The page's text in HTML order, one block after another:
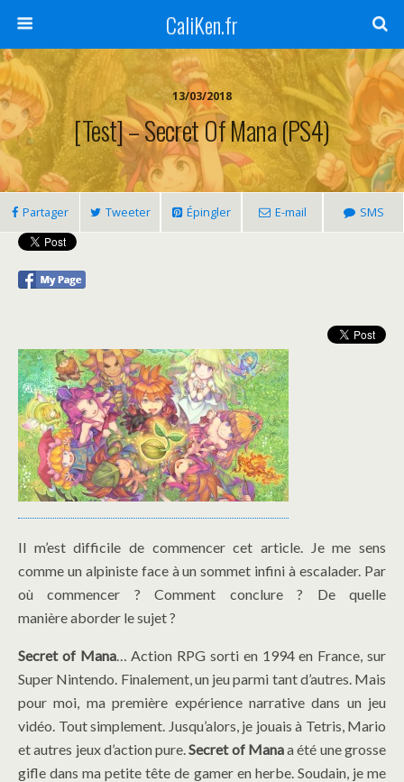
CaliKen.fr
13/03/2018
[Test] – Secret Of Mana (PS4)
Partager Tweeter Épingler E-mail SMS
Il m’est difficile de commencer cet article. Je me sens
comme un alpiniste face à un sommet infini à escalader. Par
où commencer ? Comment conclure ? De quelle
manière aborder le sujet ?
Secret of Mana… Action RPG sorti en 1994 en France, sur
Super Nintendo. Finalement, un jeu parmi tant d’autres. Mais
pour moi, ma première expérience narrative dans un jeu
vidéo. Tout simplement. Jusqu’alors, je jouais à Tetris, Mario
et autres jeux d’action pure.Secret of Manaa été une grosse
gifle dans ma petite tête de gamer en herbe. Soudain, je me